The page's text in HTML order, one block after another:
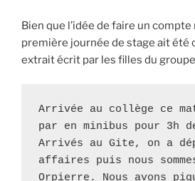
Bien que l’idée de faire un compte
première journée de stage ait été
extrait écrit par les filles du
Arrivée au collège ce
par en minibus pour 3h
Arrivés au Gite, on a
affaires puis nous
Orpierre. Nous avons